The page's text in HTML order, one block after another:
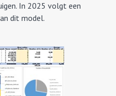
In 2025 volgt een
dit model.